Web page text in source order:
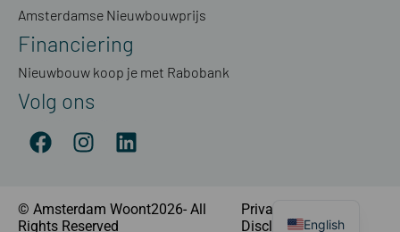
Amsterdamse Nieuwbouwprijs
Financiering
Nieuwbouw koop je met Rabobank
Volg ons
© Amsterdam Woont2026- All
Rights Reserved
Privacyverklaring
DisclaimerEnglish